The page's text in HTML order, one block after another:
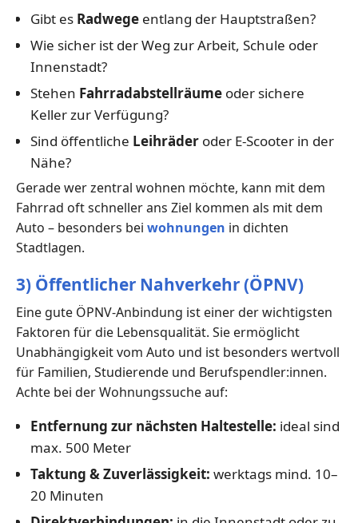
Gibt es Radwegeentlang der Hauptstraßen?
Wie sicher ist der Weg zur Arbeit, Schule oder
Innenstadt?
Stehen Fahrradabstellräumeoder sichere
Keller zur Verfügung?
Sind öffentliche Leihräderoder E-Scooter in der
Nähe?
Gerade wer zentral wohnen möchte, kann mit dem
Fahrrad oft schneller ans Ziel kommen als mit dem
Auto – besonders bei wohnungen in dichten
Stadtlagen.
3) Öffentlicher Nahverkehr (ÖPNV)
Eine gute ÖPNV-Anbindung ist einer der wichtigsten
Faktoren für die Lebensqualität. Sie ermöglicht
Unabhängigkeit vom Auto und ist besonders wertvoll
für Familien, Studierende und Berufspendler:innen.
Achte bei der Wohnungssuche auf:
Entfernung zur nächsten Haltestelle: ideal sind
max. 500 Meter
Taktung & Zuverlässigkeit: werktags mind. 10–
20 Minuten